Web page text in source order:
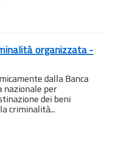
organizzata -
dalla Banca
nazionale per
dei beni
criminalità...